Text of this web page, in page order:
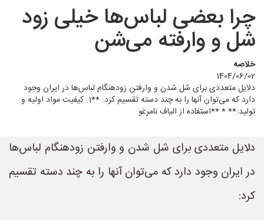
چرا بعضی لباس‌ها خیلی زود
شل و وارفته می‌شن
خلاصه
1404/06/02
دلایل متعددی برای شل شدن و وارفتن زودهنگام لباس‌ها در ایران وجود
دارد که می‌توان آنها را به چند دسته تقسیم کرد: **1. کیفیت مواد اولیه و
تولید:** * **استفاده از الیاف نامرغو
دلایل متعددی برای شل شدن و وارفتن زودهنگام لباس‌ها
در ایران وجود دارد که می‌توان آنها را به چند دسته تقسیم
کرد: